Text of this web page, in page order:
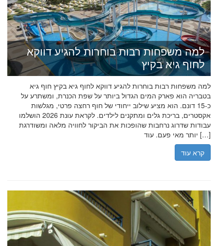
למה משפחות רבות בוחרות להגיע דווקא
לחוף גיא בקיץ
למה משפחות רבות בוחרות להגיע דווקא לחוף גיא בקיץ חוף גיא
בטבריה הוא פארק המים הגדול ביותר על שפת הכנרת, ומשתרע על
כ-15 דונם. הוא מציע שילוב ייחודי של חוף רחצה פרטי, מגלשות
אקסטרים, בריכת גלים ומתקנים לילדים. לקראת עונת 2026 הושלמו
עבודות שדרוג נרחבות שהופכות את הביקור לחוויה מלאה ומשודרגת
יותר מאי פעם. עוד […]
קרא עוד